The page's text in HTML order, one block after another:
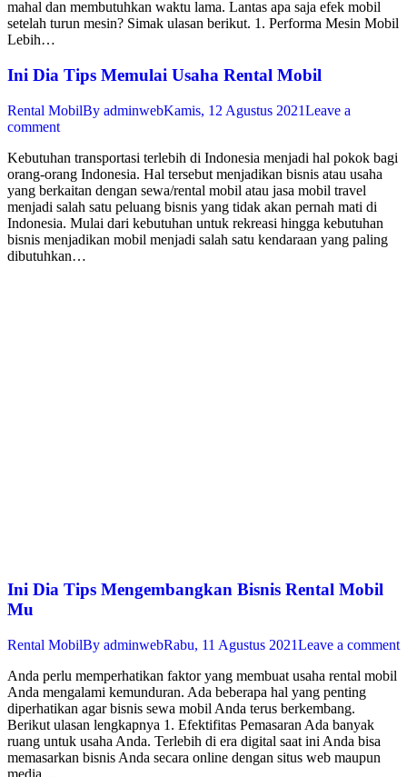
mahal dan membutuhkan waktu lama. Lantas apa saja efek mobil
setelah turun mesin? Simak ulasan berikut. 1. Performa Mesin Mobil
Lebih…
Ini Dia Tips Memulai Usaha Rental Mobil
Rental MobilBy adminwebKamis, 12 Agustus 2021Leave a
comment
Kebutuhan transportasi terlebih di Indonesia menjadi hal pokok bagi
orang-orang Indonesia. Hal tersebut menjadikan bisnis atau usaha
yang berkaitan dengan sewa/rental mobil atau jasa mobil travel
menjadi salah satu peluang bisnis yang tidak akan pernah mati di
Indonesia. Mulai dari kebutuhan untuk rekreasi hingga kebutuhan
bisnis menjadikan mobil menjadi salah satu kendaraan yang paling
dibutuhkan…
Ini Dia Tips Mengembangkan Bisnis Rental Mobil
Mu
Rental MobilBy adminwebRabu, 11 Agustus 2021Leave a comment
Anda perlu memperhatikan faktor yang membuat usaha rental mobil
Anda mengalami kemunduran. Ada beberapa hal yang penting
diperhatikan agar bisnis sewa mobil Anda terus berkembang.
Berikut ulasan lengkapnya 1. Efektifitas Pemasaran Ada banyak
ruang untuk usaha Anda. Terlebih di era digital saat ini Anda bisa
memasarkan bisnis Anda secara online dengan situs web maupun